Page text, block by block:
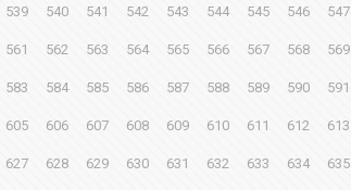
539 540 541 542 543 544 545 546 547
561 562 563 564 565 566 567 568 569
583 584 585 586 587 588 589 590 591
605 606 607 608 609 610 611 612 613
627 628 629 630 631 632 633 634 635